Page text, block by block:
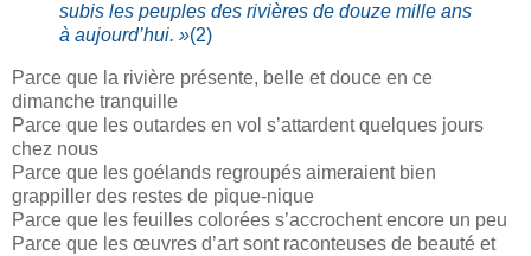
subis les peuples des rivières de douze mille ans
à aujourd’hui. »(2)
Parce que la rivière présente, belle et douce en ce
dimanche tranquille
Parce que les outardes en vol s’attardent quelques jours
chez nous
Parce que les goélands regroupés aimeraient bien
grappiller des restes de pique-nique
Parce que les feuilles colorées s’accrochent encore un peu
Parce que les œuvres d’art sont raconteuses de beauté et